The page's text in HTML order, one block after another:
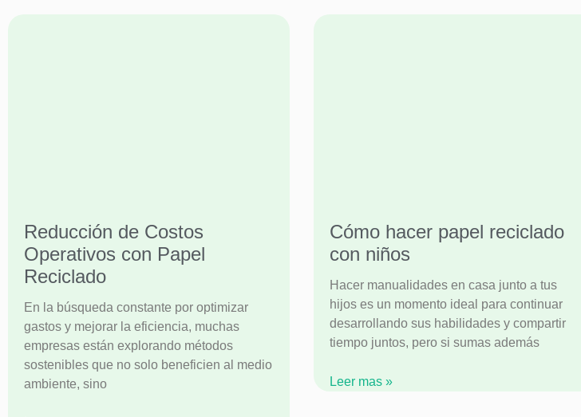
Reducción de Costos
Operativos con Papel
Reciclado
En la búsqueda constante por optimizar
gastos y mejorar la eficiencia, muchas
empresas están explorando métodos
sostenibles que no solo beneficien al medio
ambiente, sino
Cómo hacer papel reciclado
con niños
Hacer manualidades en casa junto a tus
hijos es un momento ideal para continuar
desarrollando sus habilidades y compartir
tiempo juntos, pero si sumas además
Leer mas »